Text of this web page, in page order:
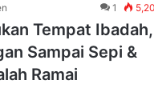
1
Tempat Ibadah,
Sampai Sepi &
Ramai